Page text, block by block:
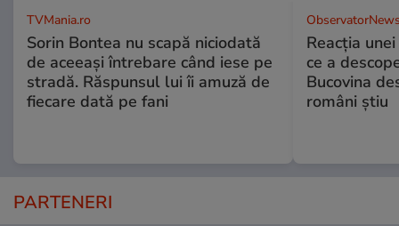
TVMania.ro
Sorin Bontea nu scapă niciodată
de aceeași întrebare când iese pe
stradă. Răspunsul lui îi amuză de
fiecare dată pe fani
Reacția
ce a
Bucovina
români știu
PARTENERI